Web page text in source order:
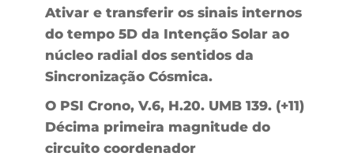
Ativar e transferir os sinais internos
do tempo 5D da Intenção Solar ao
núcleo radial dos sentidos da
Sincronização Cósmica.
O PSI Crono, V.6, H.20. UMB 139. (+11)
Décima primeira magnitude do
circuito coordenador